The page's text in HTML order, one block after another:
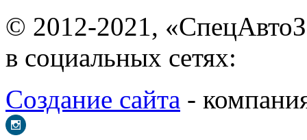
© 2012-2021,
в социальных сетях:
Создание сайта -